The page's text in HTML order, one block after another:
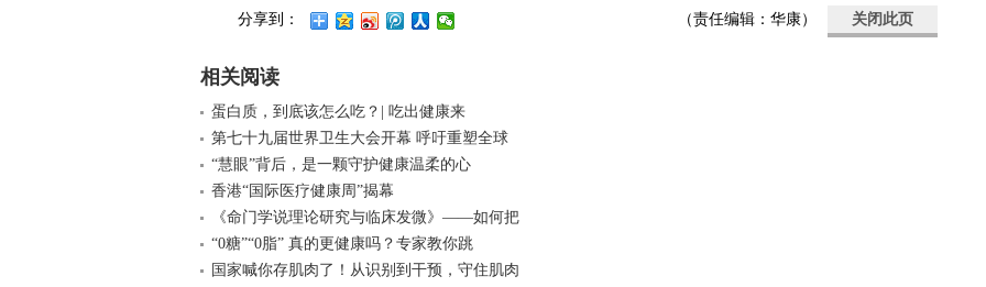
分享到： 关闭此页
（责任编辑：华康）
相关阅读
蛋白质，到底该怎么吃？| 吃出健康来
第七十九届世界卫生大会开幕 呼吁重塑全球
“慧眼”背后，是一颗守护健康温柔的心
香港“国际医疗健康周”揭幕
《命门学说理论研究与临床发微》——如何把
“0糖”“0脂” 真的更健康吗？专家教你跳
国家喊你存肌肉了！从识别到干预，守住肌肉